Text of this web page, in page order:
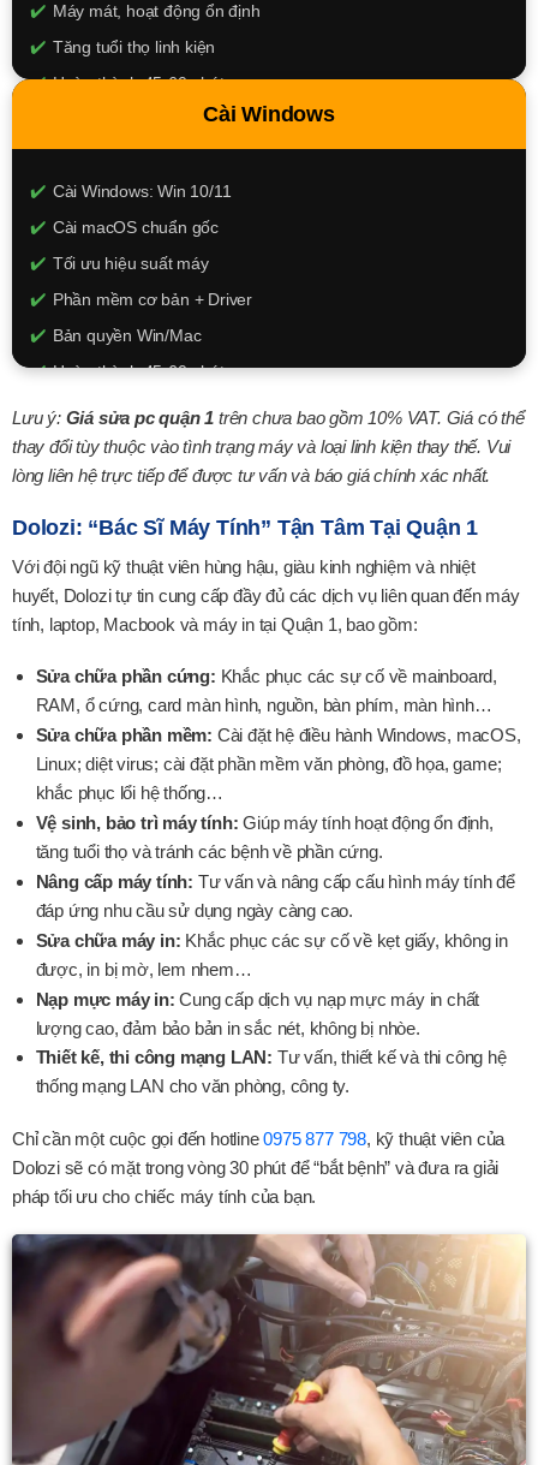
Máy mát, hoạt động ổn định
Tăng tuổi thọ linh kiện
Hoàn thành 45-60 phút
150k - 250k
XEM CHI TIẾT
Cài Windows
Cài Windows: Win 10/11
Cài macOS chuẩn gốc
Tối ưu hiệu suất máy
Phần mềm cơ bản + Driver
Bản quyền Win/Mac
Hoàn thành 45-60 phút
150k - 350k
XEM CHI TIẾT
Lưu ý: Giá sửa pc quận 1 trên chưa bao gồm 10% VAT. Giá có thể
thay đổi tùy thuộc vào tình trạng máy và loại linh kiện thay thế. Vui
lòng liên hệ trực tiếp để được tư vấn và báo giá chính xác nhất.
Dolozi: “Bác Sĩ Máy Tính” Tận Tâm Tại Quận 1
Với đội ngũ kỹ thuật viên hùng hậu, giàu kinh nghiệm và nhiệt
huyết, Dolozi tự tin cung cấp đầy đủ các dịch vụ liên quan đến máy
tính, laptop, Macbook và máy in tại Quận 1, bao gồm:
Sửa chữa phần cứng: Khắc phục các sự cố về mainboard,
RAM, ổ cứng, card màn hình, nguồn, bàn phím, màn hình…
Sửa chữa phần mềm: Cài đặt hệ điều hành Windows, macOS,
Linux; diệt virus; cài đặt phần mềm văn phòng, đồ họa, game;
khắc phục lổi hệ thống…
Vệ sinh, bảo trì máy tính: Giúp máy tính hoạt động ổn định,
tăng tuổi thọ và tránh các bệnh về phần cứng.
Nâng cấp máy tính: Tư vấn và nâng cấp cấu hình máy tính để
đáp ứng nhu cầu sử dụng ngày càng cao.
Sửa chữa máy in: Khắc phục các sự cố về kẹt giấy, không in
được, in bị mờ, lem nhem…
Nạp mực máy in: Cung cấp dịch vụ nạp mực máy in chất
lượng cao, đảm bảo bản in sắc nét, không bị nhòe.
Thiết kế, thi công mạng LAN: Tư vấn, thiết kế và thi công hệ
thống mạng LAN cho văn phòng, công ty.
Chỉ cần một cuộc gọi đến hotline0975 877 798, kỹ thuật viên của
Dolozi sẽ có mặt trong vòng 30 phút để “bắt bệnh” và đưa ra giải
pháp tối ưu cho chiếc máy tính của bạn.